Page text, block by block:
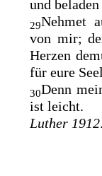
und
29Nehmet
von mir;
Herzen
für eure
30Denn
ist leicht.
Luther 1912.